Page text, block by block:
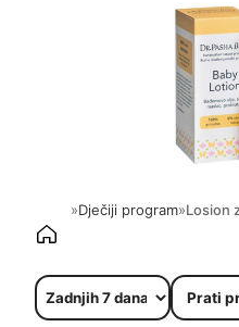
»Dječiji program»Losion
Prati